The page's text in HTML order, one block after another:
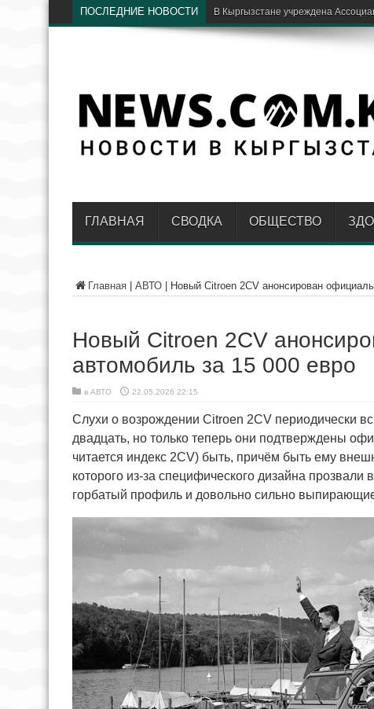
ПОСЛЕДНИЕ НОВОСТИ Бишкекские хирурги спасли
ГЛАВНАЯ СВОДКА ОБЩЕСТВО
Главная АВТО Новый Citroen 2CV анонсирован
Новый Citroen 2CV
автомобиль за 15 000 евро
в АВТО 22.05.2026 22:15
Слухи о возрождении Citroen 2CV периодически
двадцать, но только теперь они подтверждены
читается индекс 2CV) быть, причём быть ему
которого из-за специфического дизайна
горбатый профиль и довольно сильно